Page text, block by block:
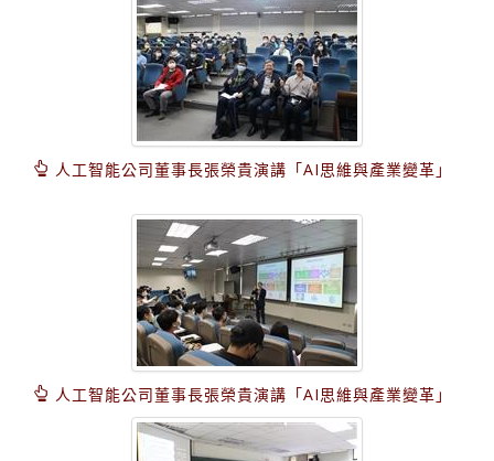
人工智能公司董事長張榮貴演講「AI思維與產業變革」
人工智能公司董事長張榮貴演講「AI思維與產業變革」